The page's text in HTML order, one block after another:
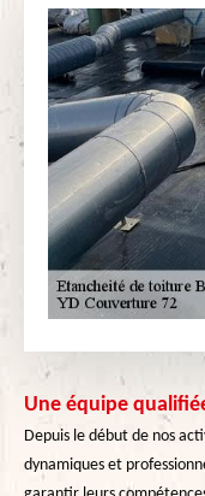
Une équipe
Depuis le début de nos
dynamiques et